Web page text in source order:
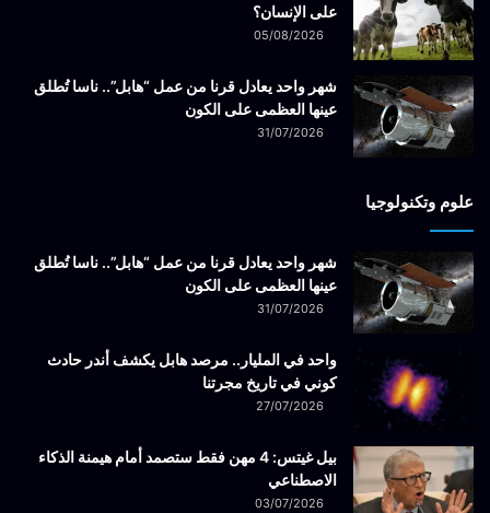
على الإنسان؟
05/08/2026
شهر واحد يعادل قرنا من عمل “هابل”.. ناسا تُطلق
عينها العظمى على الكون
31/07/2026
علوم وتكنولوجيا
شهر واحد يعادل قرنا من عمل “هابل”.. ناسا تُطلق
عينها العظمى على الكون
31/07/2026
واحد في المليار.. مرصد هابل يكشف أندر حادث
كوني في تاريخ مجرتنا
27/07/2026
بيل غيتس: 4 مهن فقط ستصمد أمام هيمنة الذكاء
الاصطناعي
03/07/2026